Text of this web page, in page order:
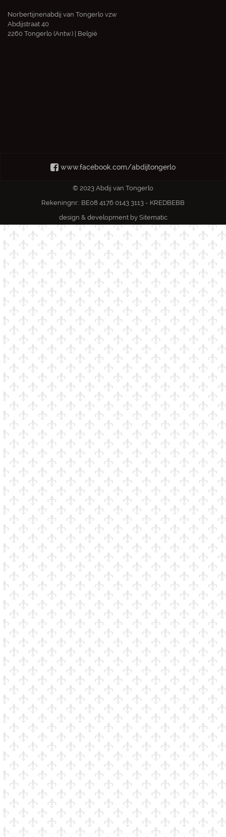
Norbertijnenabdij van Tongerlo vzw
Abdijstraat 40
2260 Tongerlo (Antw.) | België
www.facebook.com/abdijtongerlo
© 2023 Abdij van Tongerlo
Rekeningnr.: BE08 4176 0143 3113 - KREDBEBB
design & development by Sitematic